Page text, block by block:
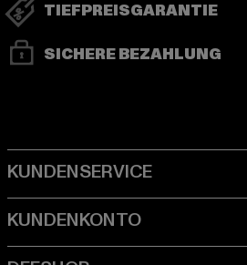
TIEFPREISGARANTIE
SICHERE BEZAHLUNG